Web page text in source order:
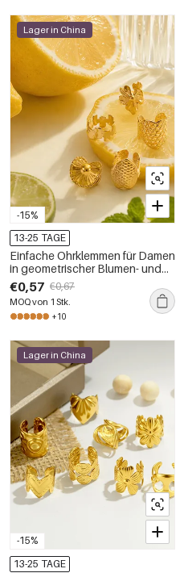
-15%
Lager in China
13-25 TAGE
Einfache Ohrklemmen für Damen
in geometrischer Blumen- und
Herzform aus Edelstahl,
wasserdicht, goldfarben
€0,57 €0,67
MOQ von 1 Stk.
+10
-15%
Lager in China
13-25 TAGE